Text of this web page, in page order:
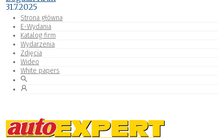
Strona główna
E-Wydania
Katalog firm
Wydarzenia
Zdjęcia
Wideo
White papers
31.7.2025